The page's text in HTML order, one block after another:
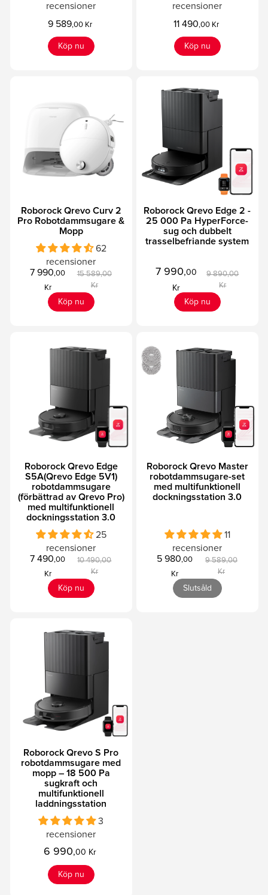
recensioner
9 589,00 Kr
Köp nu
recensioner
11 490,00 Kr
Köp nu
Roborock Qrevo Curv 2
Pro Robotdammsugare &
Mopp
62
recensioner
7 990,00
Kr
15 589,00
Kr
Köp nu
Roborock Qrevo Edge 2 -
25 000 Pa HyperForce-
sug och dubbelt
trasselbefriande system
7 990,00
Kr
9 890,00
Kr
Köp nu
Roborock Qrevo Edge
S5A(Qrevo Edge 5V1)
robotdammsugare
(förbättrad av Qrevo Pro)
med multifunktionell
dockningsstation 3.0
25
recensioner
7 490,00
Kr
10 490,00
Kr
Köp nu
Roborock Qrevo Master
robotdammsugare-set
med multifunktionell
dockningsstation 3.0
11
recensioner
5 980,00
Kr
9 589,00
Kr
Slutsåld
Roborock Qrevo S Pro
robotdammsugare med
mopp – 18 500 Pa
sugkraft och
multifunktionell
laddningsstation
3
recensioner
6 990,00 Kr
Köp nu